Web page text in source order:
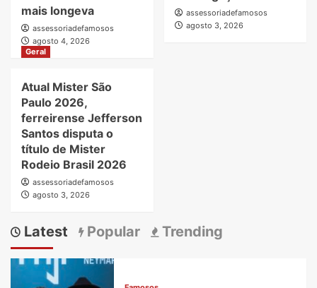
mais longeva
assessoriadefamosos
agosto 4, 2026
assessoriadefamosos
agosto 3, 2026
Geral
Atual Mister São
Paulo 2026,
ferreirense Jefferson
Santos disputa o
título de Mister
Rodeio Brasil 2026
assessoriadefamosos
agosto 3, 2026
Latest Popular Trending